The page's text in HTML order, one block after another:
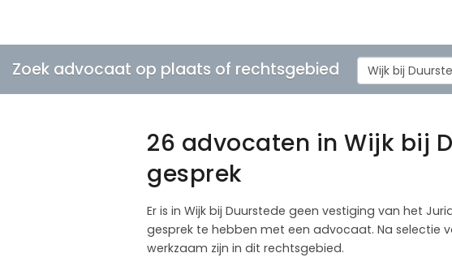
Zoek advocaat op plaats of rechtsgebied Wijk bij
26 advocaten in Wijk bij
gesprek
Er is in Wijk bij Duurstede geen vestiging van het
gesprek te hebben met een advocaat. Na selectie
werkzaam zijn in dit rechtsgebied.